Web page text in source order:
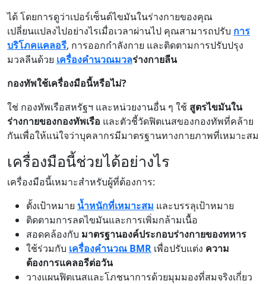
ได้ โดยการดูว่าเปอร์เซ็นต์ไขมันในร่างกายของคุณ
เปลี่ยนแปลงไปอย่างไรเมื่อเวลาผ่านไป คุณสามารถปรับ การ
บริโภคแคลอรี, การออกกำลังกาย และติดตามการปรับปรุง
มวลลีนด้วย เครื่องคำนวณมวลร่างกายลีน
กองทัพใช้เครื่องมือนี้หรือไม่?
ใช่ กองทัพเรือสหรัฐฯ และหน่วยงานอื่น ๆ ใช้ สูตรไขมันใน
ร่างกายของกองทัพเรือ และตัวชี้วัดฟิตเนสของกองทัพที่คล้าย
กันเพื่อให้แน่ใจว่าบุคลากรมีมาตรฐานทางกายภาพที่เหมาะสม
เครื่องมือนี้ช่วยได้อย่างไร
เครื่องมือนี้เหมาะสำหรับผู้ที่ต้องการ:
ตั้งเป้าหมาย น้ำหนักที่เหมาะสม และบรรลุเป้าหมาย
ติดตามการลดไขมันและการเพิ่มกล้ามเนื้อ
สอดคล้องกับ มาตรฐานองค์ประกอบร่างกายของทหาร
ใช้ร่วมกับ เครื่องคำนวณ BMR เพื่อปรับแต่ง ความ
ต้องการแคลอรีต่อวัน
วางแผนฟิตเนสและโภชนาการด้วยมุมมองที่สมจริงเกี่ยว